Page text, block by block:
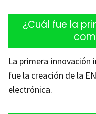
¿Cuál fue la
La primera
fue la creación de la
electrónica.